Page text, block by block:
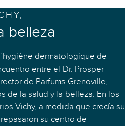
belleza
dermatologique de
entre el Dr. Prosper
de Parfums Grenoville,
de la salud y la belleza. En los
Vichy, a medida que crecía su
su centro de